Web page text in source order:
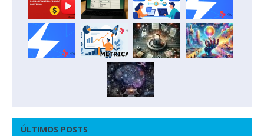
ÚLTIMOS POSTS